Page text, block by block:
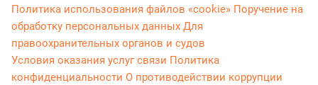
Политика использования файлов «cookie» Поручение на
обработку персональных данных Для
правоохранительных органов и судов
Условия оказания услуг связи Политика
конфиденциальности О противодействии коррупции